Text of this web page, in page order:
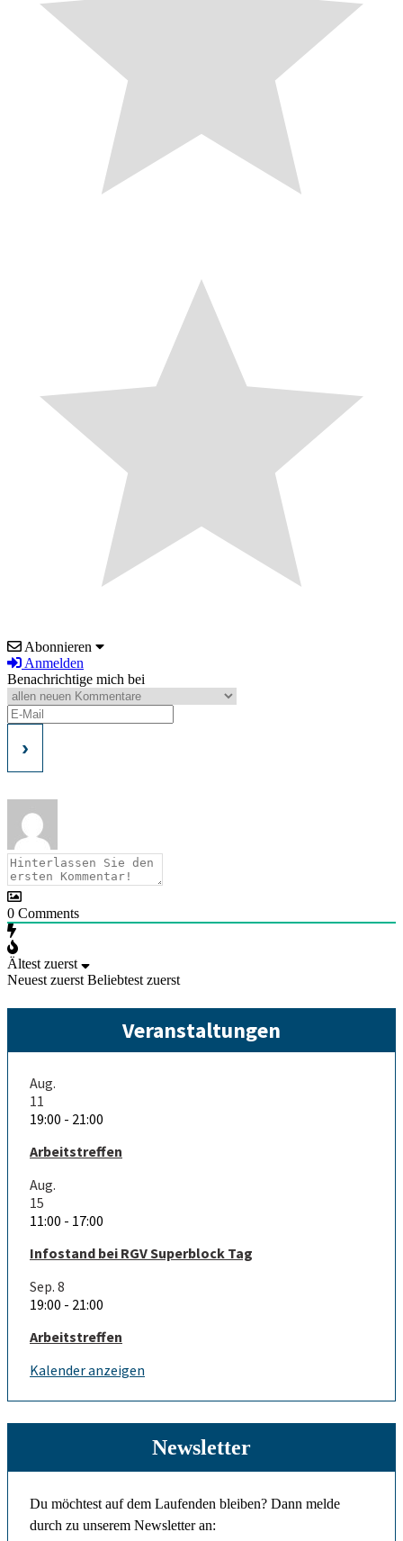
Abonnieren
Anmelden
Benachrichtige mich bei
0 Comments
Ältest zuerst
Neuest zuerst Beliebtest zuerst
Veranstaltungen
Aug.
11
19:00 - 21:00
Arbeitstreffen
Aug.
15
11:00 - 17:00
Infostand bei RGV Superblock Tag
Sep. 8
19:00 - 21:00
Arbeitstreffen
Kalender anzeigen
Newsletter
Du möchtest auf dem Laufenden bleiben? Dann melde
durch zu unserem Newsletter an: